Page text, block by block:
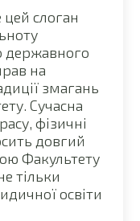
слоган
державного
на
змагань
Сучасна
фізичні
довгий
Факультету
тільки
освіти